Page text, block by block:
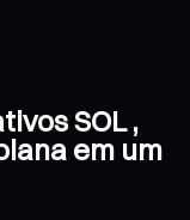
SOL ,
em um